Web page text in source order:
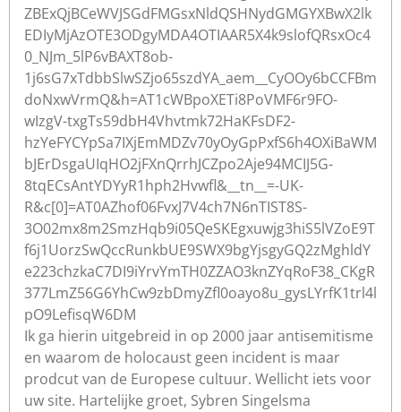
ZBExQjBCeWVJSGdFMGsxNldQSHNydGMGYXBwX2lk
EDIyMjAzOTE3ODgyMDA4OTIAAR5X4k9slofQRsxOc4
0_NJm_5lP6vBAXT8ob-
1j6sG7xTdbbSlwSZjo65szdYA_aem__CyOOy6bCCFBm
doNxwVrmQ&h=AT1cWBpoXETi8PoVMF6r9FO-
wIzgV-txgTs59dbH4Vhvtmk72HaKFsDF2-
hzYeFYCYpSa7IXjEmMDZv70yOyGpPxfS6h4OXiBaWM
bJErDsgaUIqHO2jFXnQrrhJCZpo2Aje94MCIJ5G-
8tqECsAntYDYyR1hph2Hvwfl&__tn__=-UK-
R&c[0]=AT0AZhof06FvxJ7V4ch7N6nTIST8S-
3O02mx8m2SmzHqb9i05QeSKEgxuwjg3hiS5lVZoE9T
f6j1UorzSwQccRunkbUE9SWX9bgYjsgyGQ2zMghldY
e223chzkaC7DI9iYrvYmTH0ZZAO3knZYqRoF38_CKgR
377LmZ56G6YhCw9zbDmyZfl0oayo8u_gysLYrfK1trl4l
pO9LefisqW6DM
Ik ga hierin uitgebreid in op 2000 jaar antisemitisme
en waarom de holocaust geen incident is maar
prodcut van de Europese cultuur. Wellicht iets voor
uw site. Hartelijke groet, Sybren Singelsma